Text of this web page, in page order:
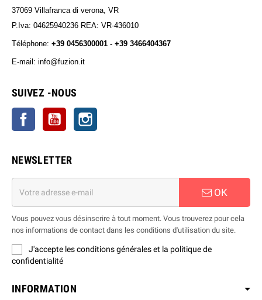
37069 Villafranca di verona, VR
P.Iva: 04625940236 REA: VR-436010
Téléphone: +39 0456300001 - +39 3466404367
E-mail: info@fuzion.it
SUIVEZ -NOUS
Facebook YouTube
NEWSLETTER
OK
Vous pouvez vous désinscrire à tout moment. Vous trouverez pour cela
nos informations de contact dans les conditions d'utilisation du site.
J'accepte les conditions générales et la politique de
confidentialité
INFORMATION